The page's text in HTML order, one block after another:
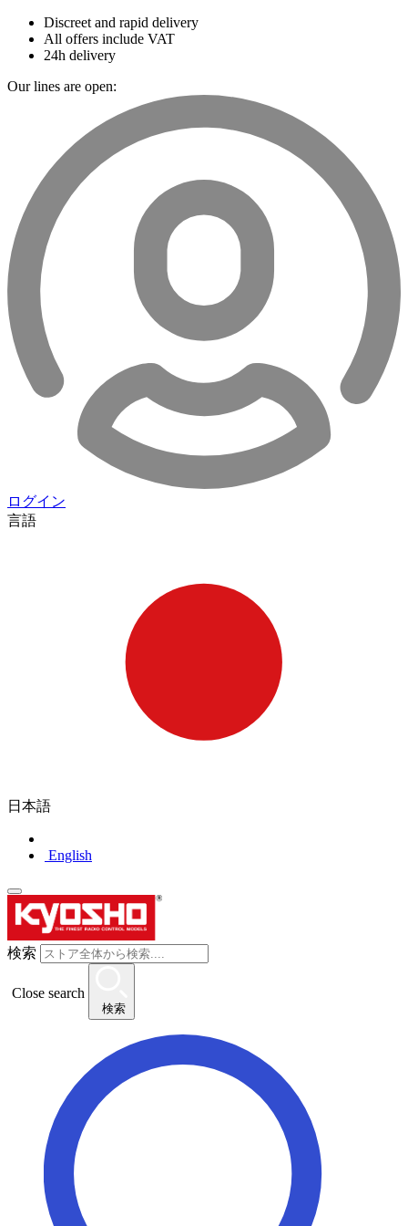
Discreet and rapid delivery
All offers include VAT
24h delivery
Our lines are open:
ログイン
言語
日本語
English
検索
Close search
検索